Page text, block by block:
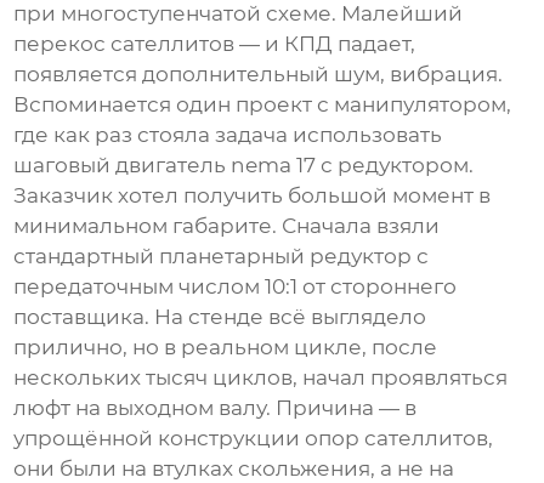
при многоступенчатой схеме. Малейший
перекос сателлитов — и КПД падает,
появляется дополнительный шум, вибрация.
Вспоминается один проект с манипулятором,
где как раз стояла задача использовать
шаговый двигатель nema 17 с редуктором.
Заказчик хотел получить большой момент в
минимальном габарите. Сначала взяли
стандартный планетарный редуктор с
передаточным числом 10:1 от стороннего
поставщика. На стенде всё выглядело
прилично, но в реальном цикле, после
нескольких тысяч циклов, начал проявляться
люфт на выходном валу. Причина — в
упрощённой конструкции опор сателлитов,
они были на втулках скольжения, а не на